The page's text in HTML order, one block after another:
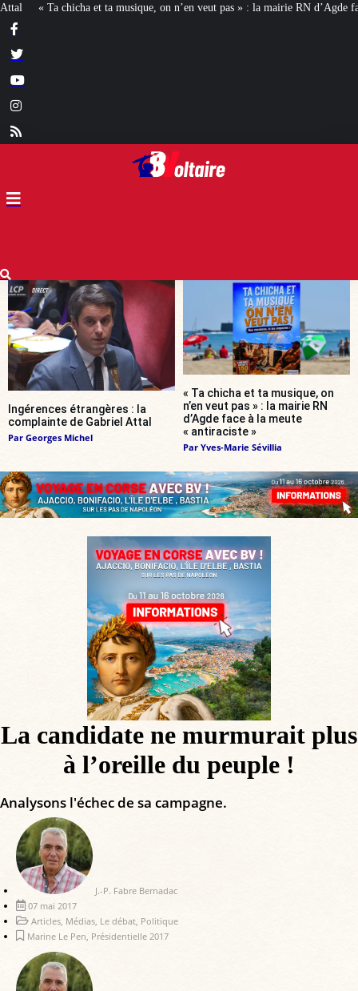
veut pas » : la mairie RN d’Agde face à la meute « antiraciste » La
Ingérences étrangères : la
complainte de Gabriel Attal
Par Georges Michel
« Ta chicha et ta musique, on
n’en veut pas » : la mairie RN
d’Agde face à la meute
« antiraciste »
Par Yves-Marie Sévillia
La candidate ne murmurait plus
à l’oreille du peuple !
Analysons l'échec de sa campagne.
J.-P. Fabre Bernadac
07 mai 2017
Articles, Médias, Le débat, Politique
Marine Le Pen, Présidentielle 2017